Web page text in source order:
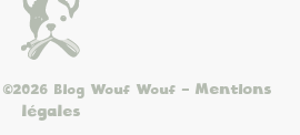
Blog Wouf Wouf - Mentions
légales